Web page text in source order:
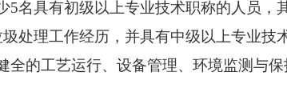
具有初级以上专业技术职称的人员，
处理工作经历，并具有中级以上专业技
的工艺运行、设备管理、环境监测与保